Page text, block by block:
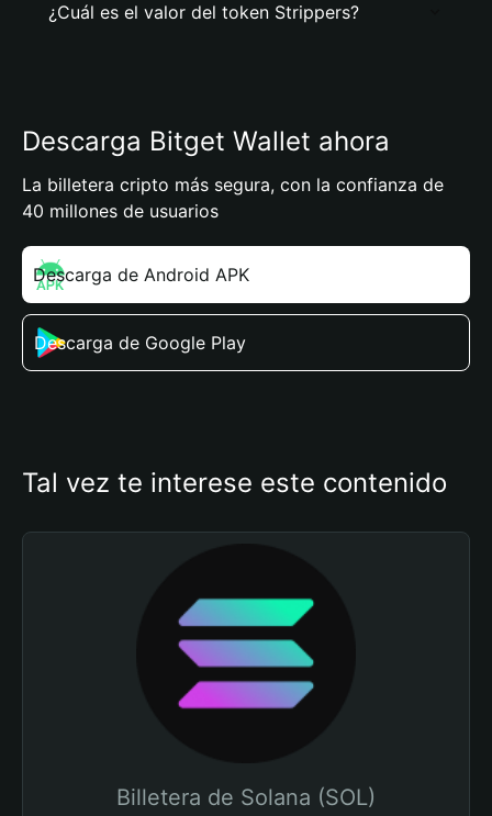
¿Cuál es el valor del token Strippers?
Descarga Bitget Wallet ahora
La billetera cripto más segura, con la confianza de
40 millones de usuarios
Descarga de Android APK
Descarga de Google Play
Tal vez te interese este contenido
Billetera de Solana (SOL)